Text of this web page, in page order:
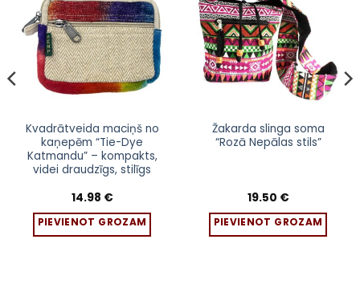
Pievienot
sarakstam
Kvadrātveida maciņš no
kaņepēm “Tie-Dye
Katmandu” – kompakts,
videi draudzīgs, stilīgs
14.98 €
PIEVIENOT GROZAM
Pievienot
sarakstam
Žakarda slinga soma
“Rozā Nepālas stils”
19.50 €
PIEVIENOT GROZAM